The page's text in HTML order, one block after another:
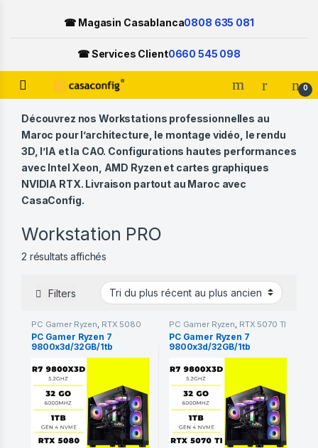
☎ Magasin Casablanca0808 635 081
☎ Services Client0660 545 098
Open 0
Découvrez nos Workstations professionnelles au
Maroc pour l’architecture, le montage vidéo, le rendu
3D, l’IA et la CAO. Configurations hautes performances
avec Intel Xeon, AMD Ryzen et cartes graphiques
NVIDIA RTX. Livraison partout au Maroc avec
CasaConfig.
Workstation PRO
2 résultats affichés
Filters
PC Gamer Ryzen RTX 5080
16GB
PC Gamer Ryzen 7
9800x3d/32GB/1tb
ssd/RTX 5080 16GO
PC Gamer Ryzen RTX 5070 TI
16GB
PC Gamer Ryzen 7
9800x3d/32GB/1tb
ssd/RTX 5070 TI 16GO